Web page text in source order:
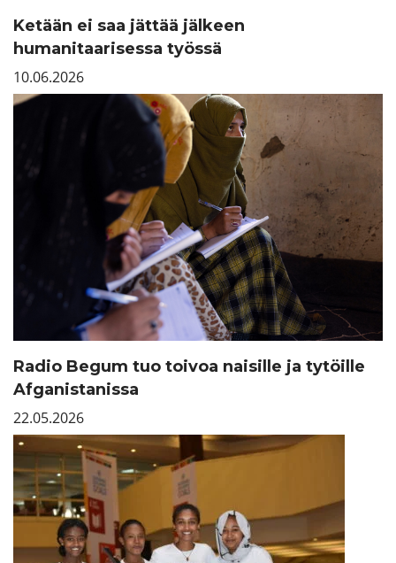
Ketään ei saa jättää jälkeen
humanitaarisessa työssä
10.06.2026
Radio Begum tuo toivoa naisille ja tytöille
Afganistanissa
22.05.2026